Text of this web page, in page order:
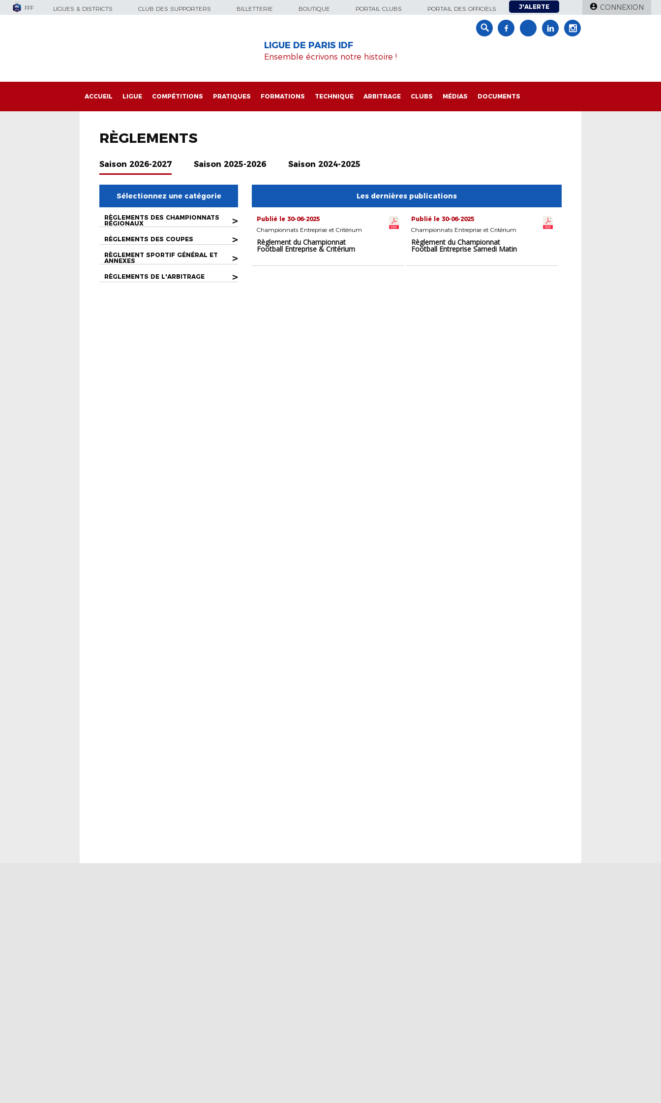
FFF LIGUES & DISTRICTS CLUB DES SUPPORTERS BILLETTERIE BOUTIQUE PORTAIL CLUBS PORTAIL DES OFFICIELS J'ALERTE CONNEXION
LIGUE DE PARIS IDF
Ensemble écrivons notre histoire !
ACCUEIL LIGUE COMPÉTITIONS PRATIQUES FORMATIONS TECHNIQUE ARBITRAGE CLUBS MÉDIAS DOCUMENTS
RÈGLEMENTS
Saison 2026-2027 Saison 2025-2026 Saison 2024-2025
Sélectionnez une catégorie
RÈGLEMENTS DES CHAMPIONNATS
RÉGIONAUX
>
RÈGLEMENTS DES COUPES >
RÈGLEMENT SPORTIF GÉNÉRAL ET
ANNEXES
>
RÈGLEMENTS DE L'ARBITRAGE >
Les dernières publications
Publié le 30-06-2025
Championnats Entreprise et Critérium
Règlement du Championnat
Football Entreprise & Critérium
Publié le 30-06-2025
Championnats Entreprise et Critérium
Règlement du Championnat
Football Entreprise Samedi Matin